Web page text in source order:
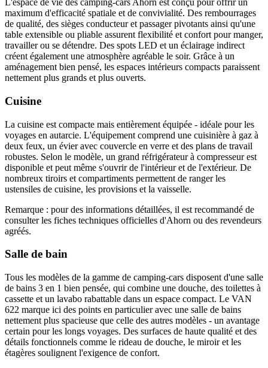
L'espace de vie des camping-cars Ahorn est conçu pour offrir un
maximum d'efficacité spatiale et de convivialité. Des rembourrages
de qualité, des sièges conducteur et passager pivotants ainsi qu'une
table extensible ou pliable assurent flexibilité et confort pour manger,
travailler ou se détendre. Des spots LED et un éclairage indirect
créent également une atmosphère agréable le soir. Grâce à un
aménagement bien pensé, les espaces intérieurs compacts paraissent
nettement plus grands et plus ouverts.
Cuisine
La cuisine est compacte mais entièrement équipée - idéale pour les
voyages en autarcie. L'équipement comprend une cuisinière à gaz à
deux feux, un évier avec couvercle en verre et des plans de travail
robustes. Selon le modèle, un grand réfrigérateur à compresseur est
disponible et peut même s'ouvrir de l'intérieur et de l'extérieur. De
nombreux tiroirs et compartiments permettent de ranger les
ustensiles de cuisine, les provisions et la vaisselle.
Remarque : pour des informations détaillées, il est recommandé de
consulter les fiches techniques officielles d'Ahorn ou des revendeurs
agréés.
Salle de bain
Tous les modèles de la gamme de camping-cars disposent d'une salle
de bains 3 en 1 bien pensée, qui combine une douche, des toilettes à
cassette et un lavabo rabattable dans un espace compact. Le VAN
622 marque ici des points en particulier avec une salle de bains
nettement plus spacieuse que celle des autres modèles - un avantage
certain pour les longs voyages. Des surfaces de haute qualité et des
détails fonctionnels comme le rideau de douche, le miroir et les
étagères soulignent l'exigence de confort.